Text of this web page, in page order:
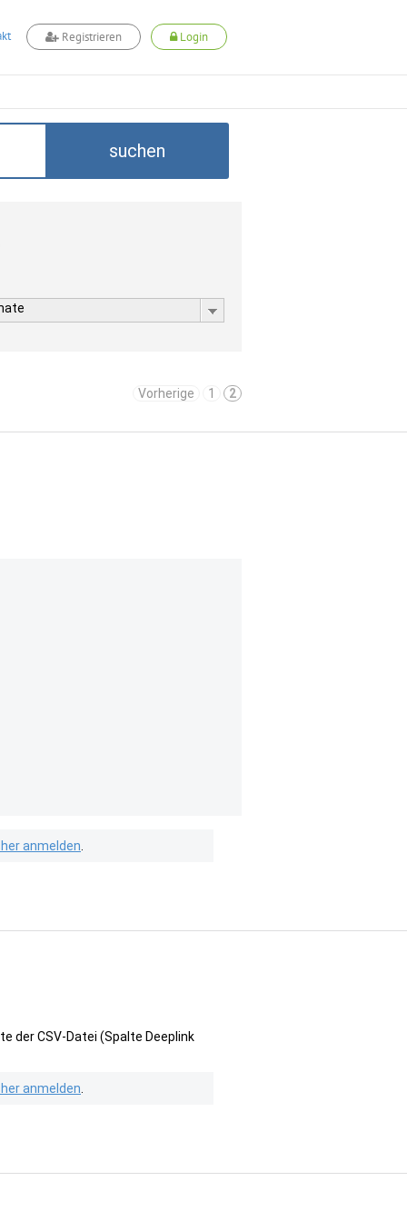
Registrieren Login
suchen
Vorherige 1 2
anmelden
der CSV-Datei (Spalte Deeplink
anmelden